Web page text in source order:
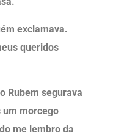
exclamava.
queridos
Rubem segurava
um morcego
me lembro da